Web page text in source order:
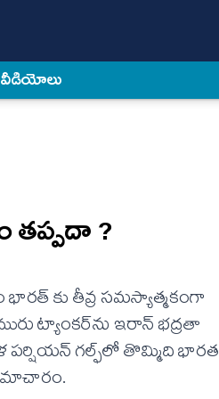
వీడియోలు
తప్పదా ?
కు తీవ్ర సమస్యాత్మకంగా
ట్యాంకర్‌ను ఇరాన్ భద్రతా
పర్షియన్‌ గల్ఫ్‌లో తొమ్మిది భారత
సమాచారం.